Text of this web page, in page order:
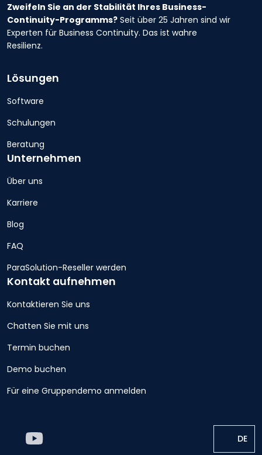
Zweifeln Sie an der Stabilität Ihres Business-
Continuity-Programms? Seit über 25 Jahren sind wir
Experten für Business Continuity. Das ist wahre
Resilienz.
Lösungen
Software
Schulungen
Beratung
Unternehmen
Über uns
Karriere
Blog
FAQ
ParaSolution-Reseller werden
Kontakt aufnehmen
Kontaktieren Sie uns
Chatten Sie mit uns
Termin buchen
Demo buchen
Für eine Gruppendemo anmelden
DE